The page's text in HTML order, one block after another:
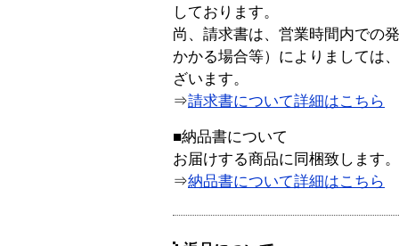
しております。
尚、請求書は、営業時間内での
かかる場合等）によりましては
ざいます。
⇒請求書について詳細はこちら
■納品書について
お届けする商品に同梱致します。
⇒納品書について詳細はこちら